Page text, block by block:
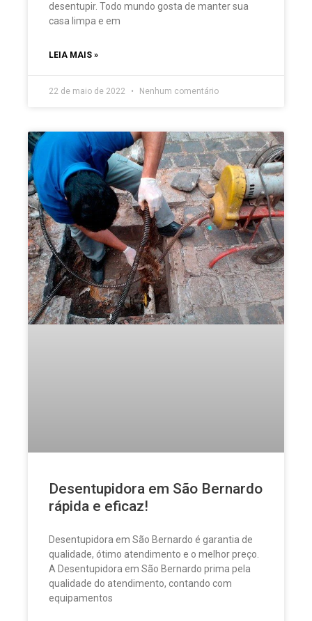
desentupir. Todo mundo gosta de manter sua
casa limpa e em
LEIA MAIS »
22 de maio de 2022 Nenhum comentário
Desentupidora em São Bernardo
rápida e eficaz!
Desentupidora em São Bernardo é garantia de
qualidade, ótimo atendimento e o melhor preço.
A Desentupidora em São Bernardo prima pela
qualidade do atendimento, contando com
equipamentos